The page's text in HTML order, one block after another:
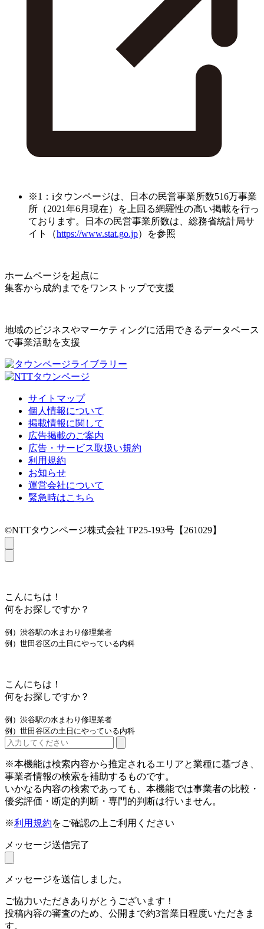
※1：iタウンページは、日本の民営事業所数516万事業
所（2021年6月現在）を上回る網羅性の高い掲載を行っ
ております。日本の民営事業所数は、総務省統計局サ
イト（https://www.stat.go.jp）を参照
ホームページを起点に
集客から成約までをワンストップで支援
地域のビジネスやマーケティングに活用できるデータベース
で事業活動を支援
サイトマップ
個人情報について
掲載情報に関して
広告掲載のご案内
広告・サービス取扱い規約
利用規約
お知らせ
運営会社について
緊急時はこちら
©NTTタウンページ株式会社 TP25-193号【261029】
こんにちは！
何をお探しですか？
例）渋谷駅の水まわり修理業者
例）世田谷区の土日にやっている内科
こんにちは！
何をお探しですか？
例）渋谷駅の水まわり修理業者
例）世田谷区の土日にやっている内科
※本機能は検索内容から推定されるエリアと業種に基づき、
事業者情報の検索を補助するものです。
いかなる内容の検索であっても、本機能では事業者の比較・
優劣評価・断定的判断・専門的判断は行いません。
※利用規約をご確認の上ご利用ください
メッセージ送信完了
メッセージを送信しました。
ご協力いただきありがとうございます！
投稿内容の審査のため、公開まで約3営業日程度いただきま
す。